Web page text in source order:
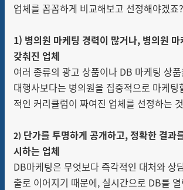
업체를 꼼꼼하게 비교해보고 선정해야겠죠?
1) 병의원 마케팅 경력이 많거나, 병의원 마
갖춰진 업체
여러 종류의 광고 상품이나 DB 마케팅 상
대행사보다는 병의원을 집중적으로 마케팅
적인 커리큘럼이 짜여진 업체를 선정하는
2) 단가를 투명하게 공개하고, 정확한 결과
시하는 업체
DB마케팅은 무엇보다 즉각적인 대처와 상
출로 이어지기 때문에, 실시간으로 DB를